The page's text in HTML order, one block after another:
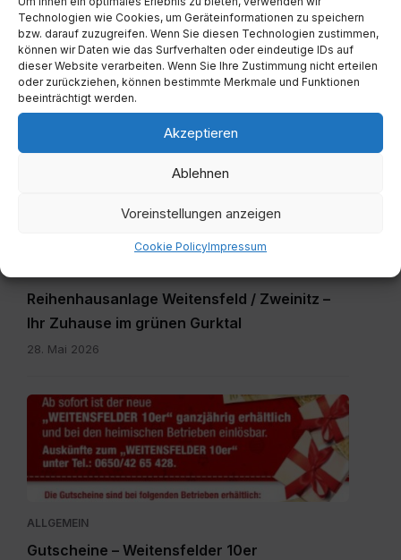
Technologien wie Cookies, um Geräteinformationen zu speichern
bzw. darauf zuzugreifen. Wenn Sie diesen Technologien zustimmen,
können wir Daten wie das Surfverhalten oder eindeutige IDs auf
dieser Website verarbeiten. Wenn Sie Ihre Zustimmung nicht erteilen
oder zurückziehen, können bestimmte Merkmale und Funktionen
beeinträchtigt werden.
Akzeptieren
Ablehnen
Voreinstellungen anzeigen
Cookie PolicyImpressum
Weitere Neuigkeiten
Expose_Weitensfeld-
Zweinitz_20260528.pdf
Reihenhausanlage Weitensfeld / Zweinitz –
Ihr Zuhause im grünen Gurktal
28. Mai 2026
Gutscheine.pdf
ALLGEMEIN
Gutscheine – Weitensfelder 10er